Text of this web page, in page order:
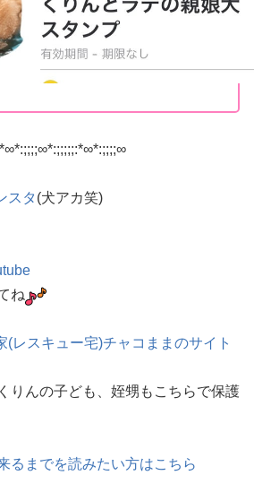
スタ (犬アカ笑)
ね
(レスキュー宅)チャコままのサイト
りんの子ども、姪甥もこちらで保護
るまでを読みたい方はこちら